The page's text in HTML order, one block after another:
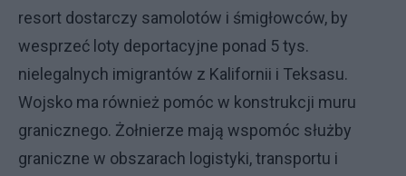
resort dostarczy samolotów i śmigłowców, by
wesprzeć loty deportacyjne ponad 5 tys.
nielegalnych imigrantów z Kalifornii i Teksasu.
Wojsko ma również pomóc w konstrukcji muru
granicznego. Żołnierze mają wspomóc służby
graniczne w obszarach logistyki, transportu i